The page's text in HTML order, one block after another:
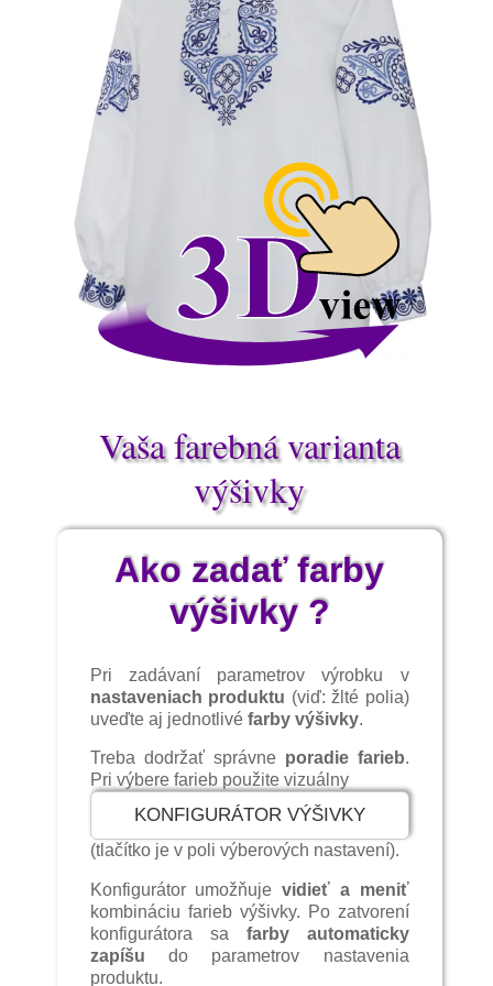
Piešťanský kroj
Piešťanský odevný variant predstavuje
krása farebnej madeirovej – dierkovanej
výšivky na rukávcoch a košeliach, čepce s
čelenkou zakončenou do tvaru typických
"zubov", ženská kacabaja z belasého súkna
vysekávanými oblúčikmi. Belasé súkno sa
uplatňuje i v piešťanskom mužskom
sviatočnom odeve – veste a nohaviciach
šnurovaním.
Drobná, farbami hýriaca rastlinno-
geometrická výšivka na čepcoch,
rukávcoch a zástere predstavuje ľudový
odevný variant zo Šoporne v okrese
Galanta. Nechýba vzdušne nadýchaná
krehkosť ružovo-belasých, oranžových a
bielych látok zo Skalice s efektnou
Vaša farebná varianta
výšivky
Ako zadať farby
výšivky ?
Pri zadávaní parametrov výrobku v
nastaveniach produktu (viď: žlté polia)
uveďte aj jednotlivé farby výšivky.
Treba dodržať správne poradie farieb.
Pri výbere farieb použite vizuálny
KONFIGURÁTOR VÝŠIVKY
(tlačítko je v poli výberových nastavení).
Konfigurátor umožňuje vidieť a meniť
kombináciu farieb výšivky. Po zatvorení
konfigurátora sa farby automaticky
zapíšu do parametrov nastavenia
produktu.